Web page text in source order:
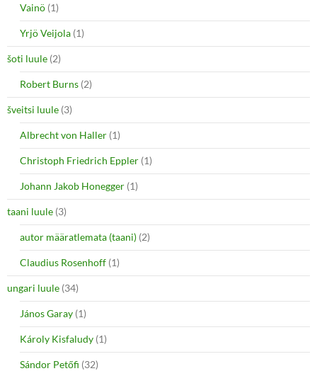
Vainö (1)
Yrjö Veijola (1)
šoti luule (2)
Robert Burns (2)
šveitsi luule (3)
Albrecht von Haller (1)
Christoph Friedrich Eppler (1)
Johann Jakob Honegger (1)
taani luule (3)
autor määratlemata (taani) (2)
Claudius Rosenhoff (1)
ungari luule (34)
János Garay (1)
Károly Kisfaludy (1)
Sándor Petőfi (32)